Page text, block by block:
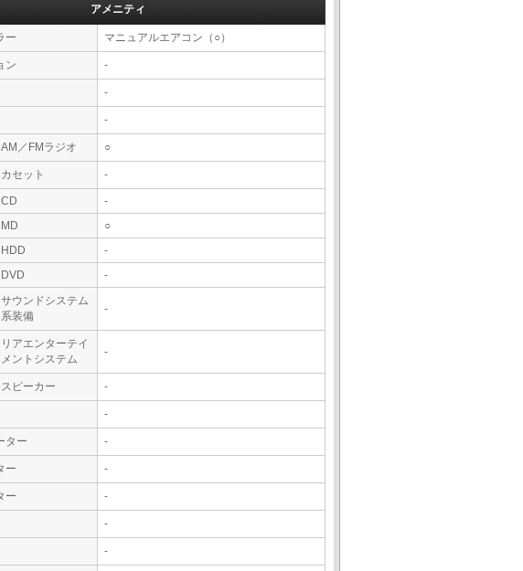
アメニティ
ー マニュアルエアコン（○）
ン -
-
-
AM／FMラジオ ○
カセット -
CD
-
MD
○
HDD
-
DVD
-
サウンドシステム
系装備
-
リアエンターテイ
メントシステム
-
スピーカー -
-
ター -
ー -
ー -
-
-